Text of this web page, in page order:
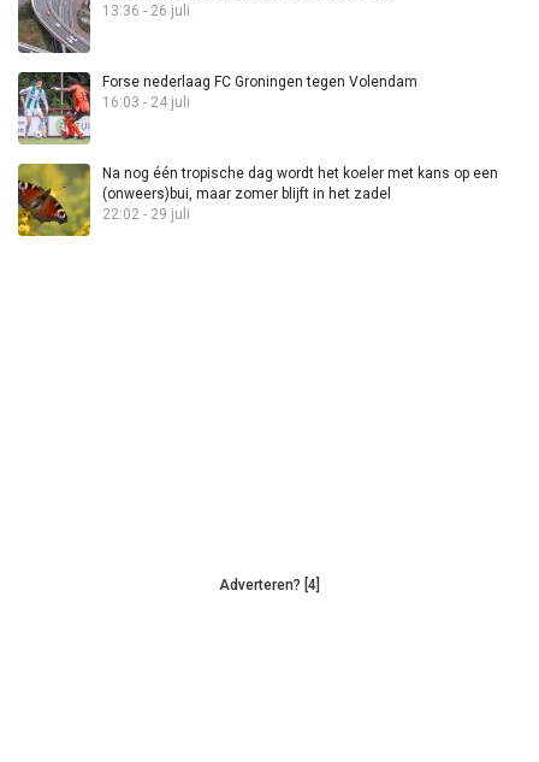
13:36 - 26 juli
Forse nederlaag FC Groningen tegen Volendam
16:03 - 24 juli
Na nog één tropische dag wordt het koeler met kans op een
(onweers)bui, maar zomer blijft in het zadel
22:02 - 29 juli
Adverteren? [4]